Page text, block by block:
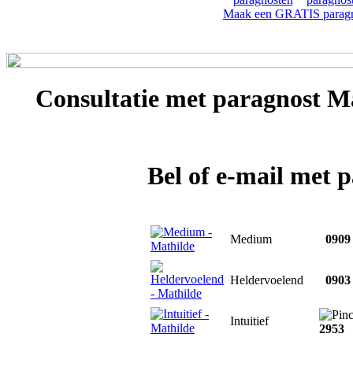
Maak een GRATIS
Consultatie met paragnost
Bel of e-mail met
Medium
Heldervoelend
Intuitief
2953